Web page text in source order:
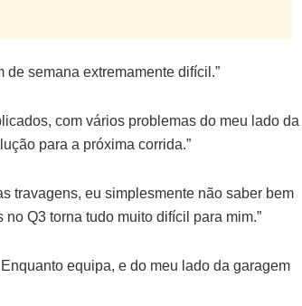
de semana extremamente difícil.”
com vários problemas do meu lado da
para a próxima corrida.”
travagens, eu simplesmente não saber bem
Q3 torna tudo muito difícil para mim.”
equipa, e do meu lado da garagem